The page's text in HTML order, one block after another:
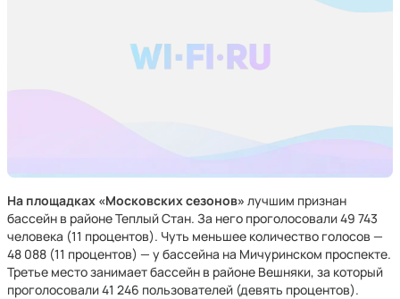
На площадках «Московских сезонов» лучшим признан
бассейн в районе Теплый Стан. За него проголосовали 49 743
человека (11 процентов). Чуть меньшее количество голосов —
48 088 (11 процентов) — у бассейна на Мичуринском проспекте.
Третье место занимает бассейн в районе Вешняки, за который
проголосовали 41 246 пользователей (девять процентов).